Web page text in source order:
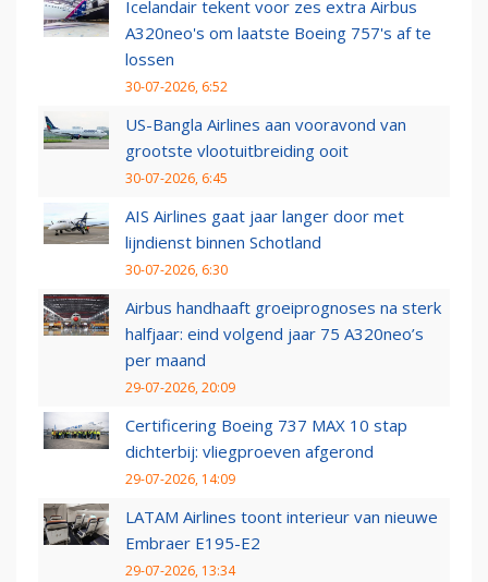
Icelandair tekent voor zes extra Airbus
A320neo's om laatste Boeing 757's af te
lossen
30-07-2026, 6:52
US-Bangla Airlines aan vooravond van
grootste vlootuitbreiding ooit
30-07-2026, 6:45
AIS Airlines gaat jaar langer door met
lijndienst binnen Schotland
30-07-2026, 6:30
Airbus handhaaft groeiprognoses na sterk
halfjaar: eind volgend jaar 75 A320neo’s
per maand
29-07-2026, 20:09
Certificering Boeing 737 MAX 10 stap
dichterbij: vliegproeven afgerond
29-07-2026, 14:09
LATAM Airlines toont interieur van nieuwe
Embraer E195-E2
29-07-2026, 13:34